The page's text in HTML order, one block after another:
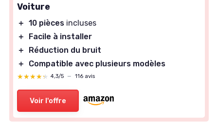
Voiture
＋ 10 pièces incluses
＋
Facile à installer
＋
Réduction du bruit
＋
Compatible avec plusieurs modèles
★★★★★
★★★★★ 4,3/5 — 116 avis
Voir l'offre